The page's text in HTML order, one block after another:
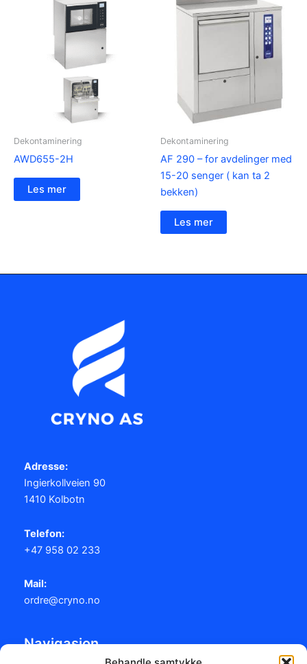
Dekontaminering
AWD655-2H
Les mer
Dekontaminering
AF 290 – for avdelinger med
15-20 senger ( kan ta 2
bekken)
Les mer
Adresse:
Ingierkollveien 90
1410 Kolbotn
Telefon:
+47 958 02 233
Mail:
ordre@cryno.no
Navigasjon